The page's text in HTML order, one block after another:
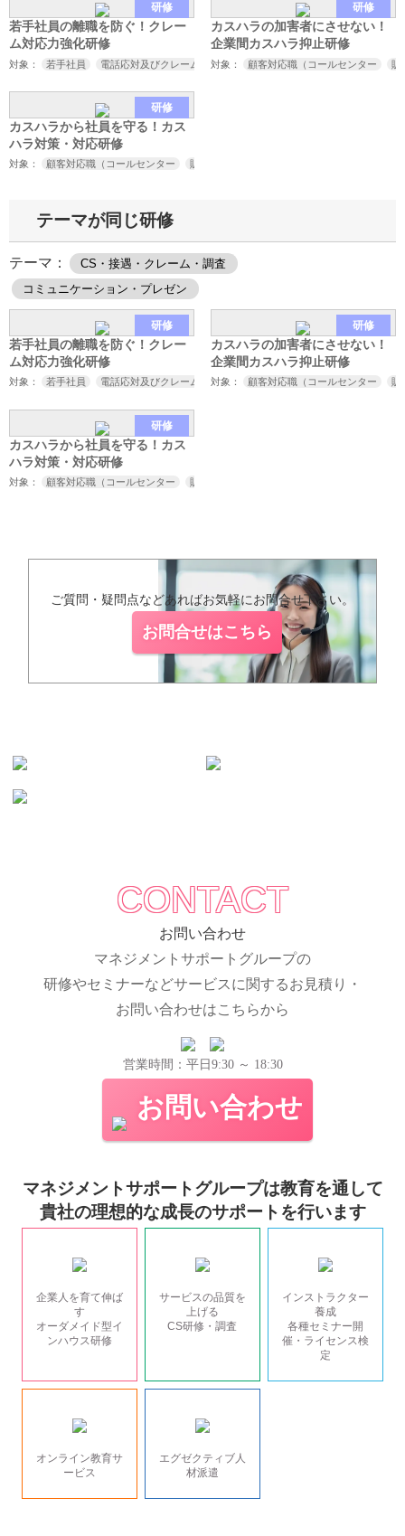
研修
若手社員の離職を防ぐ！クレー
ム対応力強化研修
対象： 若手社員 電話応対及びクレーム対応担当者
研修
カスハラの加害者にさせない！
企業間カスハラ抑止研修
対象： 顧客対応職（コールセンター 販
研修
カスハラから社員を守る！カス
ハラ対策・対応研修
対象： 顧客対応職（コールセンター 販売
テーマが同じ研修
テーマ：
CS・接遇・クレーム・調査
コミュニケーション・プレゼン
研修
若手社員の離職を防ぐ！クレー
ム対応力強化研修
対象： 若手社員 電話応対及びクレーム対応担当者
研修
カスハラの加害者にさせない！
企業間カスハラ抑止研修
対象： 顧客対応職（コールセンター 販
研修
カスハラから社員を守る！カス
ハラ対策・対応研修
対象： 顧客対応職（コールセンター 販売
ご質問・疑問点などあればお気軽にお問合せ下さい。
お問合せはこちら
CONTACT
お問い合わせ
マネジメントサポートグループの
研修やセミナーなどサービスに関するお見積り・
お問い合わせはこちらから
営業時間：平日9:30 ～ 18:30
お問い合わせ
マネジメントサポートグループは教育を通して
貴社の理想的な成長のサポートを行います
企業人を育て伸ば
す
オーダメイド型イ
ンハウス研修
サービスの品質を
上げる
CS研修・調査
インストラクター
養成
各種セミナー開
催・ライセンス検
定
オンライン教育サ
ービス
エグゼクティブ人
材派遣